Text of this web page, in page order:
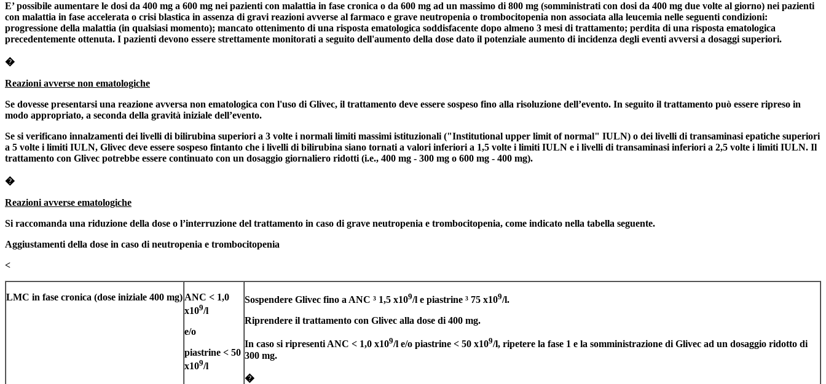
E’ possibile aumentare le dosi da 400 mg a 600 mg nei pazienti con malattia in fase cronica o da 600 mg ad un massimo di 800 mg (somministrati con dosi da 400 mg due volte al giorno) nei pazienti
con malattia in fase accelerata o crisi blastica in assenza di gravi reazioni avverse al farmaco e grave neutropenia o trombocitopenia non associata alla leucemia nelle seguenti condizioni:
progressione della malattia (in qualsiasi momento); mancato ottenimento di una risposta ematologica soddisfacente dopo almeno 3 mesi di trattamento; perdita di una risposta ematologica
precedentemente ottenuta. I pazienti devono essere strettamente monitorati a seguito dell'aumento della dose dato il potenziale aumento di incidenza degli eventi avversi a dosaggi superiori.
�
Reazioni avverse non ematologiche
Se dovesse presentarsi una reazione avversa non ematologica con l'uso di Glivec, il trattamento deve essere sospeso fino alla risoluzione dell’evento. In seguito il trattamento può essere ripreso in
modo appropriato, a seconda della gravità iniziale dell’evento.
Se si verificano innalzamenti dei livelli di bilirubina superiori a 3 volte i normali limiti massimi istituzionali ("Institutional upper limit of normal" IULN) o dei livelli di transaminasi epatiche superiori
a 5 volte i limiti IULN, Glivec deve essere sospeso fintanto che i livelli di bilirubina siano tornati a valori inferiori a 1,5 volte i limiti IULN e i livelli di transaminasi inferiori a 2,5 volte i limiti IULN. Il
trattamento con Glivec potrebbe essere continuato con un dosaggio giornaliero ridotti (i.e., 400 mg - 300 mg o 600 mg - 400 mg).
�
Reazioni avverse ematologiche
Si raccomanda una riduzione della dose o l’interruzione del trattamento in caso di grave neutropenia e trombocitopenia, come indicato nella tabella seguente.
Aggiustamenti della dose in caso di neutropenia e trombocitopenia
<
LMC in fase cronica (dose iniziale 400 mg) ANC < 1,0
x109/l
e/o
piastrine < 50
x109/l
Sospendere Glivec fino a ANC ³ 1,5 x109/l e piastrine ³ 75 x109/l.
Riprendere il trattamento con Glivec alla dose di 400 mg.
In caso si ripresenti ANC < 1,0 x109/l e/o piastrine < 50 x109/l, ripetere la fase 1 e la somministrazione di Glivec ad un dosaggio ridotto di
300 mg.
�